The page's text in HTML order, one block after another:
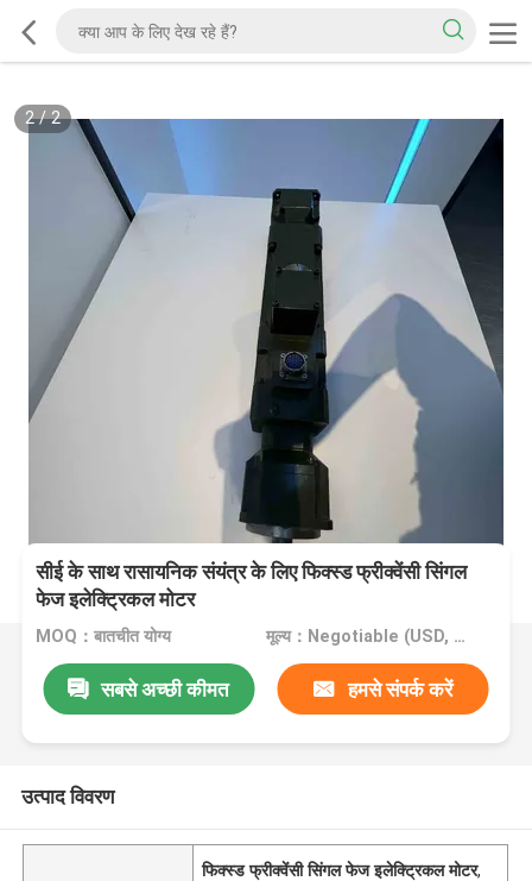
2/2
सीई के साथ रासायनिक संयंत्र के लिए फिक्स्ड फ्रीक्वेंसी सिंगल
फेज इलेक्ट्रिकल मोटर
MOQ：बातचीत योग्य मूल्य：Negotiable (USD, RMB)
सबसे अच्छी कीमत हमसे संपर्क करें
उत्पाद विवरण
फिक्स्ड फ्रीक्वेंसी सिंगल फेज इलेक्ट्रिकल मोटर,